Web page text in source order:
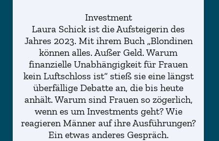
Investment
Laura Schick ist die Aufsteigerin des
Jahres 2023. Mit ihrem Buch „Blondinen
können alles. Außer Geld. Warum
finanzielle Unabhängigkeit für Frauen
kein Luftschloss ist“ stieß sie eine längst
überfällige Debatte an, die bis heute
anhält. Warum sind Frauen so zögerlich,
wenn es um Investments geht? Wie
reagieren Männer auf ihre Ausführungen?
Ein etwas anderes Gespräch.